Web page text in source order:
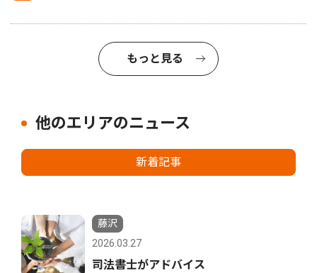
もっと見る
他のエリアのニュース
新着記事
藤沢
2026.03.27
司法書士がアドバイス